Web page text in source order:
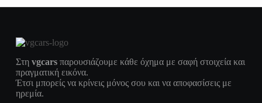
Στη vgcars παρουσιάζουμε κάθε όχημα με σαφή στοιχεία και
πραγματική εικόνα.
Έτσι μπορείς να κρίνεις μόνος σου και να αποφασίσεις με
ηρεμία.